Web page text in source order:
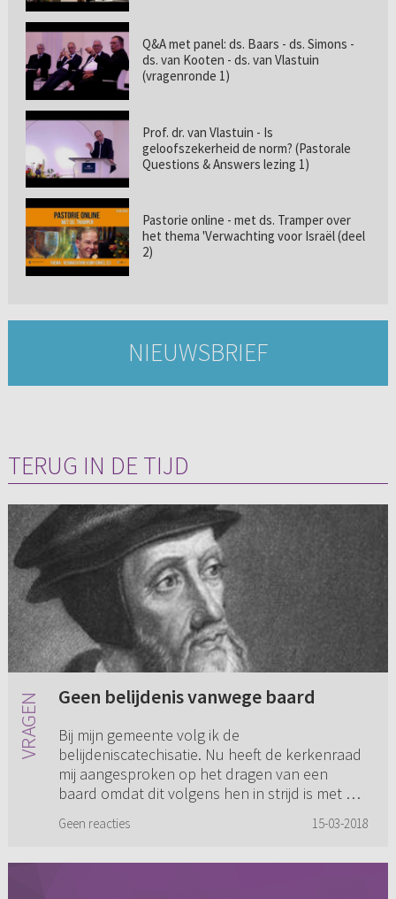
Q&A met panel: ds. Baars - ds. Simons -
ds. van Kooten - ds. van Vlastuin
(vragenronde 1)
Prof. dr. van Vlastuin - Is
geloofszekerheid de norm? (Pastorale
Questions & Answers lezing 1)
Pastorie online - met ds. Tramper over
het thema 'Verwachting voor Israël (deel
2)
NIEUWSBRIEF
TERUG IN DE TIJD
Geen belijdenis vanwege baard
Bij mijn gemeente volg ik de
belijdeniscatechisatie. Nu heeft de kerkenraad
mij aangesproken op het dragen van een
baard omdat dit volgens hen in strijd is met de
Geen reacties 15-03-2018